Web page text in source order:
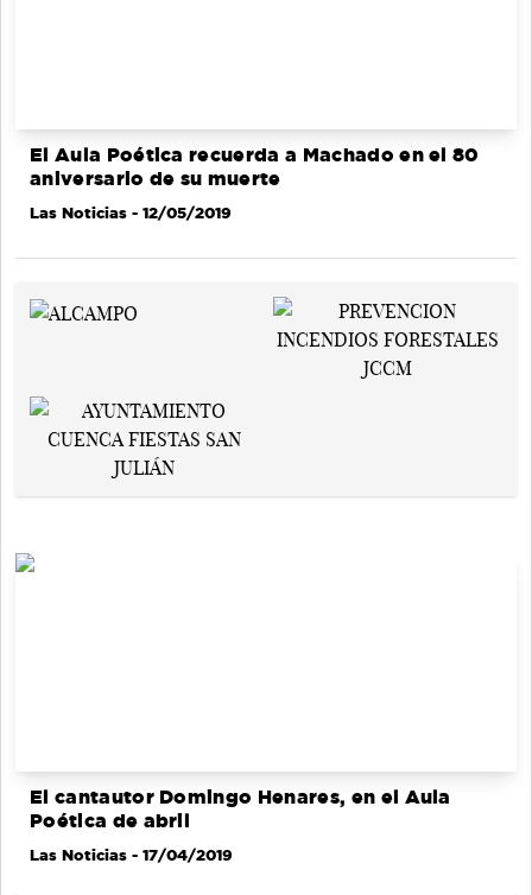
El Aula Poética recuerda a Machado en el 80
aniversario de su muerte
Las Noticias - 12/05/2019
El cantautor Domingo Henares, en el Aula
Poética de abril
Las Noticias - 17/04/2019